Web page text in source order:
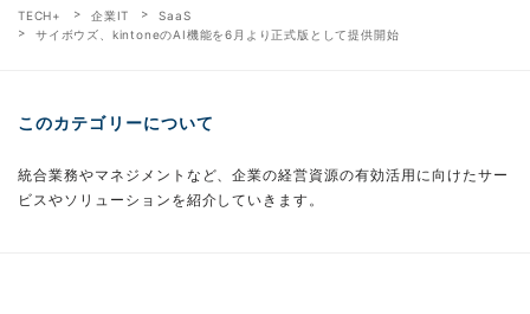
TECH+ 企業IT
SaaS
サイボウズ、kintoneのAI機能を6月より正式版として提供開始
このカテゴリーについて
統合業務やマネジメントなど、企業の経営資源の有効活用に向けたサー
ビスやソリューションを紹介していきます。